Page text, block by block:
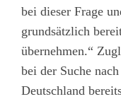
bei dieser Frage
grundsätzlich
übernehmen.“
bei der Suche
Deutschland